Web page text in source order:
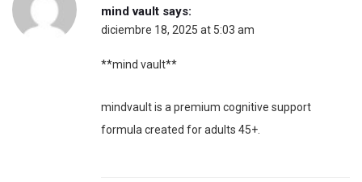
mind vault says:
diciembre 18, 2025 at 5:03 am
**mind vault**
mindvault is a premium cognitive support
formula created for adults 45+.